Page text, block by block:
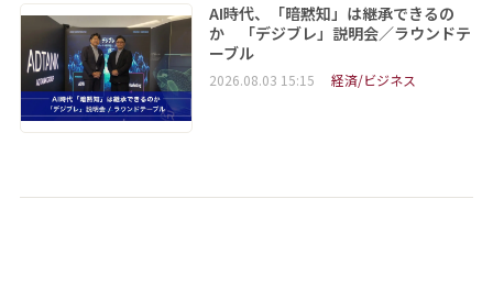
AI時代、「暗黙知」は継承できるの
か 「デジブレ」説明会／ラウンドテ
ーブル
2026.08.03 15:15 経済/ビジネス